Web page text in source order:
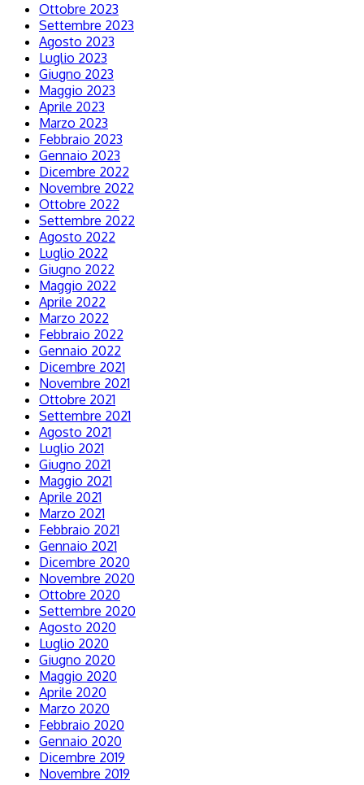
Ottobre 2023
Settembre 2023
Agosto 2023
Luglio 2023
Giugno 2023
Maggio 2023
Aprile 2023
Marzo 2023
Febbraio 2023
Gennaio 2023
Dicembre 2022
Novembre 2022
Ottobre 2022
Settembre 2022
Agosto 2022
Luglio 2022
Giugno 2022
Maggio 2022
Aprile 2022
Marzo 2022
Febbraio 2022
Gennaio 2022
Dicembre 2021
Novembre 2021
Ottobre 2021
Settembre 2021
Agosto 2021
Luglio 2021
Giugno 2021
Maggio 2021
Aprile 2021
Marzo 2021
Febbraio 2021
Gennaio 2021
Dicembre 2020
Novembre 2020
Ottobre 2020
Settembre 2020
Agosto 2020
Luglio 2020
Giugno 2020
Maggio 2020
Aprile 2020
Marzo 2020
Febbraio 2020
Gennaio 2020
Dicembre 2019
Novembre 2019